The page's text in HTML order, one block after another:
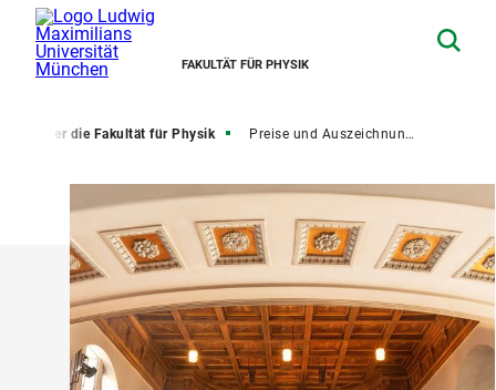
FAKULTÄT FÜR PHYSIK
Über die Fakultät für Physik Preise und Auszeichnungen